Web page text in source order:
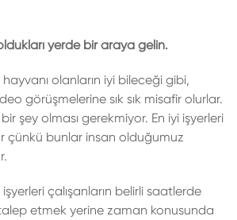
yerde bir araya gelin.
olanların iyi bileceği gibi,
görüşmelerine sık sık misafir olurlar.
şey olması gerekmiyor. En iyi işyerleri
çünkü bunlar insan olduğumuz
çalışanların belirli saatlerde
etmek yerine zaman konusunda